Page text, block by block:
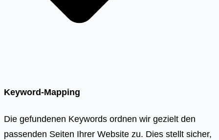
Keyword-Mapping
Die gefundenen Keywords ordnen wir gezielt den
passenden Seiten Ihrer Website zu. Dies stellt sicher,